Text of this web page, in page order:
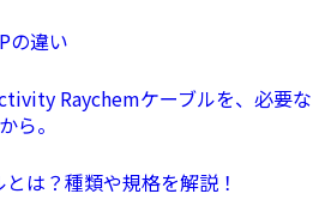
の違い
Raychemケーブルを、必要な
ら。
とは？種類や規格を解説！